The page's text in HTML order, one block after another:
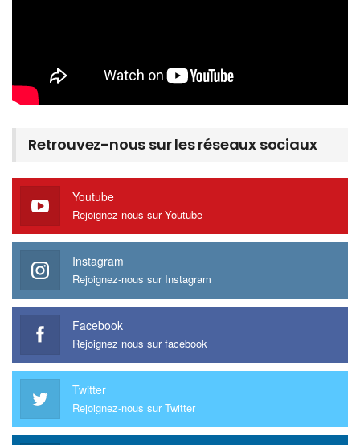
Retrouvez-nous sur les réseaux sociaux
Youtube
Rejoignez-nous sur Youtube
Instagram
Rejoignez-nous sur Instagram
Facebook
Rejoignez nous sur facebook
Twitter
Rejoignez-nous sur Twitter